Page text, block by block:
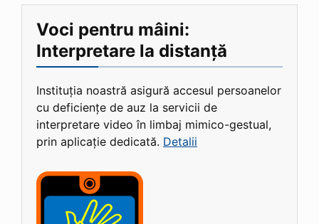
Voci pentru mâini:
Interpretare la distanță
Instituția noastră asigură accesul persoanelor
cu deficiențe de auz la servicii de
interpretare video în limbaj mimico-gestual,
prin aplicație dedicată. Detalii